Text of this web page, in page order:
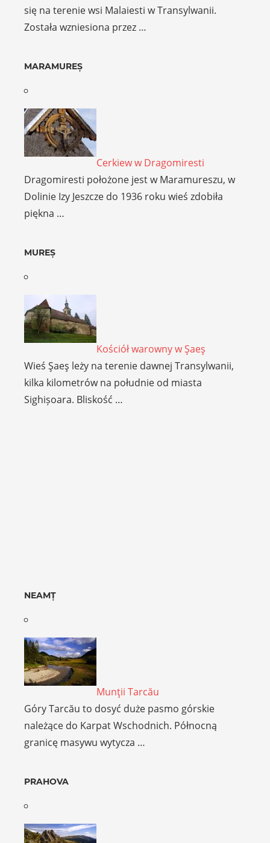
się na terenie wsi Malaiesti w Transylwanii.
Została wzniesiona przez …
MARAMUREȘ
Cerkiew w Dragomiresti
Dragomiresti położone jest w Maramureszu, w
Dolinie Izy Jeszcze do 1936 roku wieś zdobiła
piękna …
MUREȘ
Kościół warowny w Şaeş
Wieś Şaeş leży na terenie dawnej Transylwanii,
kilka kilometrów na południe od miasta
Sighișoara. Bliskość …
NEAMȚ
Munţii Tarcău
Góry Tarcău to dosyć duże pasmo górskie
należące do Karpat Wschodnich. Północną
granicę masywu wytycza …
PRAHOVA